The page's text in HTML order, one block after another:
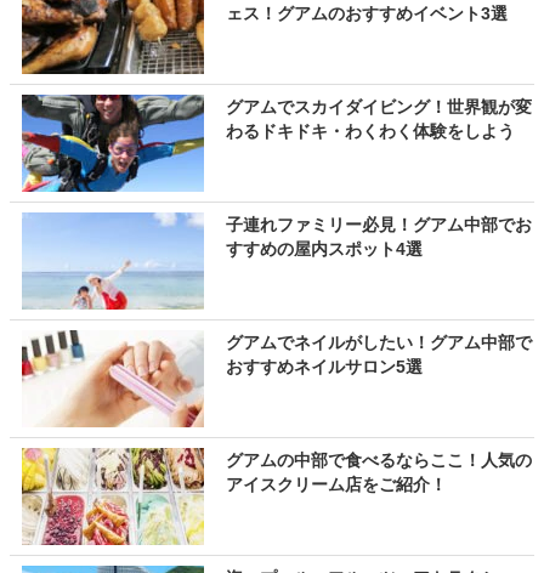
ェス！グアムのおすすめイベント3選
グアムでスカイダイビング！世界観が変
わるドキドキ・わくわく体験をしよう
子連れファミリー必見！グアム中部でお
すすめの屋内スポット4選
グアムでネイルがしたい！グアム中部で
おすすめネイルサロン5選
グアムの中部で食べるならここ！人気の
アイスクリーム店をご紹介！